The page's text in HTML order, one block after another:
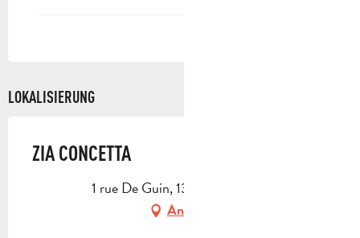
LOKALISIERUNG
ZIA CONCETTA
1 rue De Guin, 13400 Aubagne
Anfahrt